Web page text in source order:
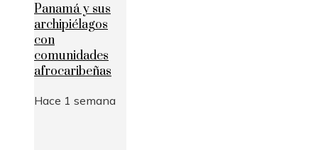
Panamá y sus
archipiélagos
con
comunidades
afrocaribeñas
Hace 1 semana